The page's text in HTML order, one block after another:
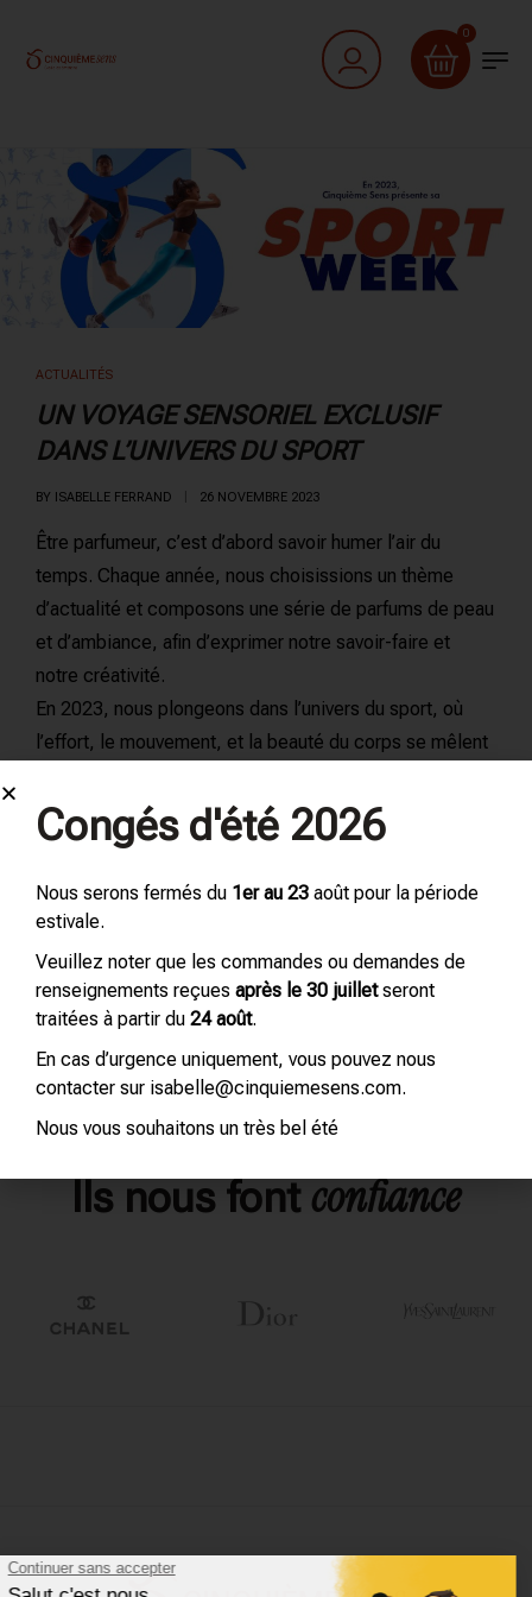
0
ACTUALITÉS
UN VOYAGE SENSORIEL EXCLUSIF
DANS L’UNIVERS DU SPORT
BY ISABELLE FERRAND 26 NOVEMBRE 2023
Être parfumeur, c’est d’abord savoir humer l’air du
temps. Chaque année, nous choisissions un thème
d’actualité et composons une série de parfums de peau
et d’ambiance, afin d’exprimer notre savoir-faire et
notre créativité.
En 2023, nous plongeons dans l’univers du sport, où
l’effort, le mouvement, et la beauté du corps se mêlent
READ MORE
Ils nous fontconfiance
Congés d'été 2026
Nous serons fermés du 1er au 23 août pour la période
estivale.
Veuillez noter que les commandes ou demandes de
renseignements reçues après le 30 juilletseront
traitées à partir du 24 août.
En cas d’urgence uniquement, vous pouvez nous
contacter sur isabelle@cinquiemesens.com.
Nous vous souhaitons un très bel été